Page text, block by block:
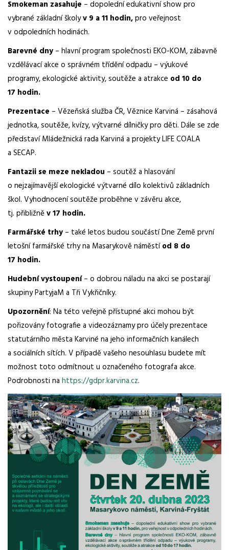
Smokeman zasahuje – dopolední edukativní show pro
vybrané základní školyv 9 a 11 hodin,pro veřejnost
v odpoledních hodinách.
Barevné dny – hlavní program společnosti EKO-KOM, zábavně
vzdělávací akce o správném třídění odpadu – výukové
programy, ekologické aktivity, soutěže a atrakce od 10 do
17 hodin.
Prezentace – Vězeňská služba ČR, Věznice Karviná – zásahová
jednotka, soutěže, kvízy, výtvarné dílničky pro děti. Dále se zde
představí Mládežnická rada Karviná a projekty LIFE COALA
a SECAP.
Fantazii se meze nekladou – soutěž a hlasování
o nejzajímavější ekologické výtvarné dílo kolektivů základních
škol. Vyhodnocení soutěže proběhne v závěru akce,
tj. přibližně v 17 hodin.
Farmářské trhy – také letos budou součástí Dne Země první
letošní farmářské trhy na Masarykově náměstíod 8 do
17 hodin.
Hudební vystoupení– o dobrou náladu na akci se postarají
skupiny PartyjaM a Tři Vykřičníky.
Upozornění: Na této veřejně přístupné akci mohou být
pořizovány fotografie a videozáznamy pro účely prezentace
statutárního města Karviné na jeho informačních kanálech
a sociálních sítích. V případě vašeho nesouhlasu budete mít
možnost toto odmítnout u označeného fotografa akce.
Podrobnosti na https://gdpr.karvina.cz.